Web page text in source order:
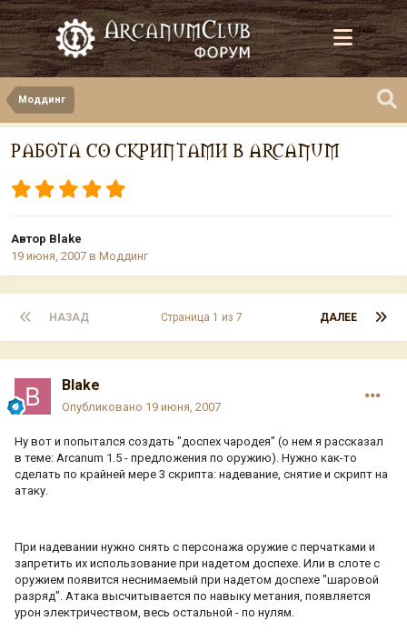
Моддинг
РАБОТА СО СКРИПТАМИ В ARCANUM
Автор Blake
19 июня, 2007 в Моддинг
НАЗАД ДАЛЕЕ
Страница 1 из 7
Blake
Опубликовано 19 июня, 2007
Ну вот и попытался создать "доспех чародея" (о нем я рассказал
в теме: Arcanum 1.5 - предложения по оружию). Нужно как-то
сделать по крайней мере 3 скрипта: надевание, снятие и скрипт на
атаку.
При надевании нужно снять с персонажа оружие с перчатками и
запретить их использование при надетом доспехе. Или в слоте с
оружием появится неснимаемый при надетом доспехе "шаровой
разряд". Атака высчитывается по навыку метания, появляется
урон электричеством, весь остальной - по нулям.